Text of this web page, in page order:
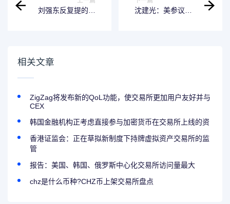
刘强东反复提的稳
沈建光：美参议院
相关文章
ZigZag将发布新的QoL功能，使交易所更加用户友好并与
CEX
韩国金融机构正考虑直接参与加密货币在交易所上线的资
香港证监会：正在草拟新制度下持牌虚拟资产交易所的监
管
报告：美国、韩国、俄罗斯中心化交易所访问量最大
chz是什么币种?CHZ币上架交易所盘点